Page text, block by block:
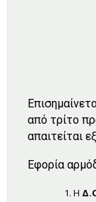
από τρίτο
απαιτείται
Εφορία
Η